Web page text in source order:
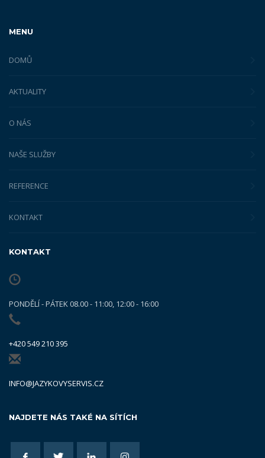
MENU
DOMŮ
AKTUALITY
O NÁS
NAŠE SLUŽBY
REFERENCE
KONTAKT
KONTAKT
PONDĚLÍ - PÁTEK 08.00 - 11:00, 12:00 - 16:00
+420 549 210 395
INFO@JAZYKOVYSERVIS.CZ
NAJDETE NÁS TAKÉ NA SÍTÍCH